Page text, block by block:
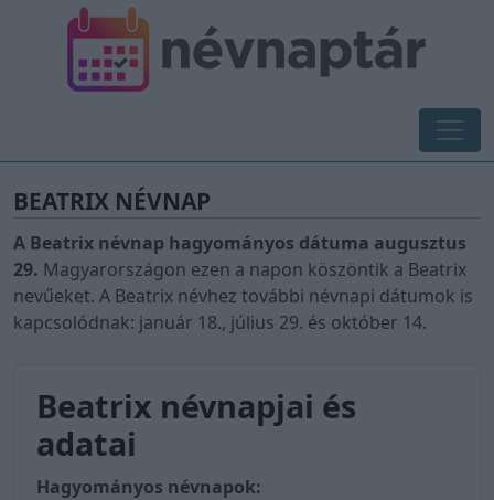
BEATRIX NÉVNAP
A Beatrix névnap hagyományos dátuma augusztus
29. Magyarországon ezen a napon köszöntik a Beatrix
nevűeket. A Beatrix névhez további névnapi dátumok is
kapcsolódnak: január 18., július 29. és október 14.
Beatrix névnapjai és
adatai
Hagyományos névnapok: